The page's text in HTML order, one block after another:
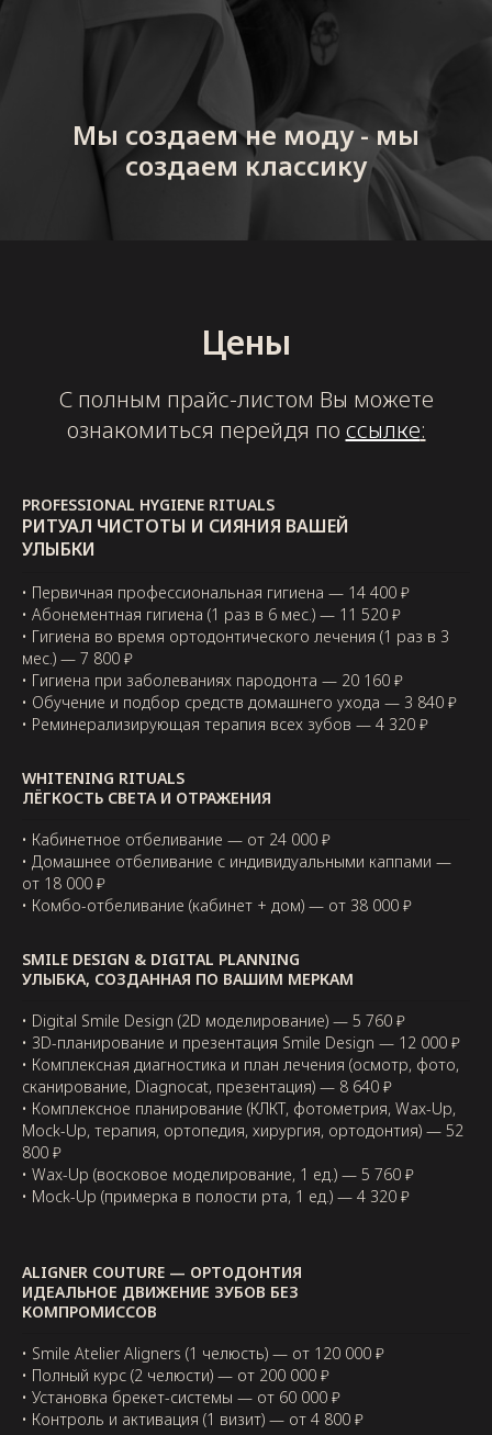
Мы создаем не моду - мы
создаем классику
Цены
С полным прайс-листом Вы можете
ознакомиться перейдя по ссылке:
PROFESSIONAL HYGIENE RITUALS
РИТУАЛ ЧИСТОТЫ И СИЯНИЯ ВАШЕЙ
УЛЫБКИ
• Первичная профессиональная гигиена — 14 400 ₽
• Абонементная гигиена (1 раз в 6 мес.) — 11 520 ₽
• Гигиена во время ортодонтического лечения (1 раз в 3
мес.) — 7 800 ₽
• Гигиена при заболеваниях пародонта — 20 160 ₽
• Обучение и подбор средств домашнего ухода — 3 840 ₽
• Реминерализирующая терапия всех зубов — 4 320 ₽
WHITENING RITUALS
ЛЁГКОСТЬ СВЕТА И ОТРАЖЕНИЯ
• Кабинетное отбеливание — от 24 000 ₽
• Домашнее отбеливание с индивидуальными каппами —
от 18 000 ₽
• Комбо-отбеливание (кабинет + дом) — от 38 000 ₽
SMILE DESIGN & DIGITAL PLANNING
УЛЫБКА, СОЗДАННАЯ ПО ВАШИМ МЕРКАМ
• Digital Smile Design (2D моделирование) — 5 760 ₽
• 3D-планирование и презентация Smile Design — 12 000 ₽
• Комплексная диагностика и план лечения (осмотр, фото,
сканирование, Diagnocat, презентация) — 8 640 ₽
• Комплексное планирование (КЛКТ, фотометрия, Wax-Up,
Mock-Up, терапия, ортопедия, хирургия, ортодонтия) — 52
800 ₽
• Wax-Up (восковое моделирование, 1 ед.) — 5 760 ₽
• Mock-Up (примерка в полости рта, 1 ед.) — 4 320 ₽
ALIGNER COUTURE — ОРТОДОНТИЯ
ИДЕАЛЬНОЕ ДВИЖЕНИЕ ЗУБОВ БЕЗ
КОМПРОМИССОВ
• Smile Atelier Aligners (1 челюсть) — от 120 000 ₽
• Полный курс (2 челюсти) — от 200 000 ₽
• Установка брекет-системы — от 60 000 ₽
• Контроль и активация (1 визит) — от 4 800 ₽